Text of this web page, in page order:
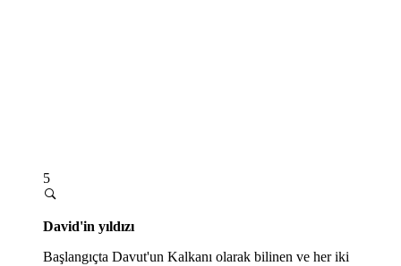
5
David'in yıldızı
Başlangıçta Davut'un Kalkanı olarak bilinen ve her iki